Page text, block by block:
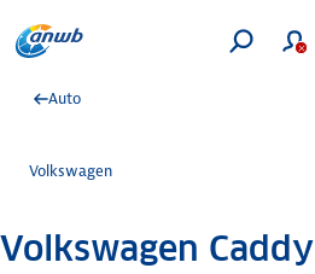
Auto
Volkswagen
Volkswagen Caddy